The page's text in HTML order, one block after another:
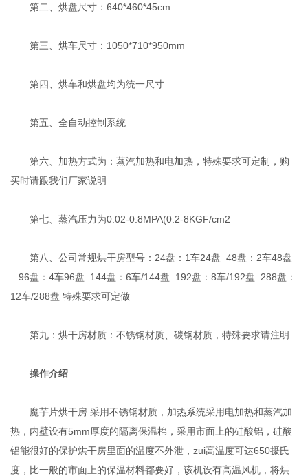
第二、烘盘尺寸：640*460*45cm
第三、烘车尺寸：1050*710*950mm
第四、烘车和烘盘均为统一尺寸
第五、全自动控制系统
第六、加热方式为：蒸汽加热和电加热，特殊要求可定制，购
买时请跟我们厂家说明
第七、蒸汽压力为0.02-0.8MPA(0.2-8KGF/cm2
第八、公司常规烘干房型号：24盘：1车24盘 48盘：2车48盘
96盘：4车96盘 144盘：6车/144盘 192盘：8车/192盘 288盘：
12车/288盘 特殊要求可定做
第九：烘干房材质：不锈钢材质、碳钢材质，特殊要求请注明
操作介绍
魔芋片烘干房 采用不锈钢材质，加热系统采用电加热和蒸汽加
热，内壁设有5mm厚度的隔离保温棉，采用市面上的硅酸铝，硅酸
铝能很好的保护烘干房里面的温度不外泄，zui高温度可达650摄氏
度，比一般的市面上的保温材料都要好，该机设有高温风机，将烘